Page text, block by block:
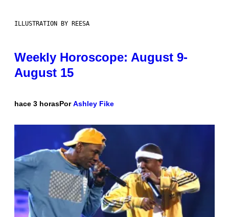
ILLUSTRATION BY REESA
Weekly Horoscope: August 9-
August 15
hace 3 horasPorAshley Fike